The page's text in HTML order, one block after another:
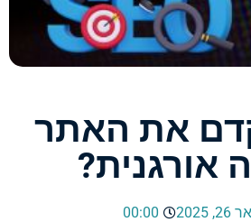
את האתר
אורגנית?
2025
00:00